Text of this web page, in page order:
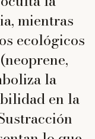
mientras
ecológicos
la
en la